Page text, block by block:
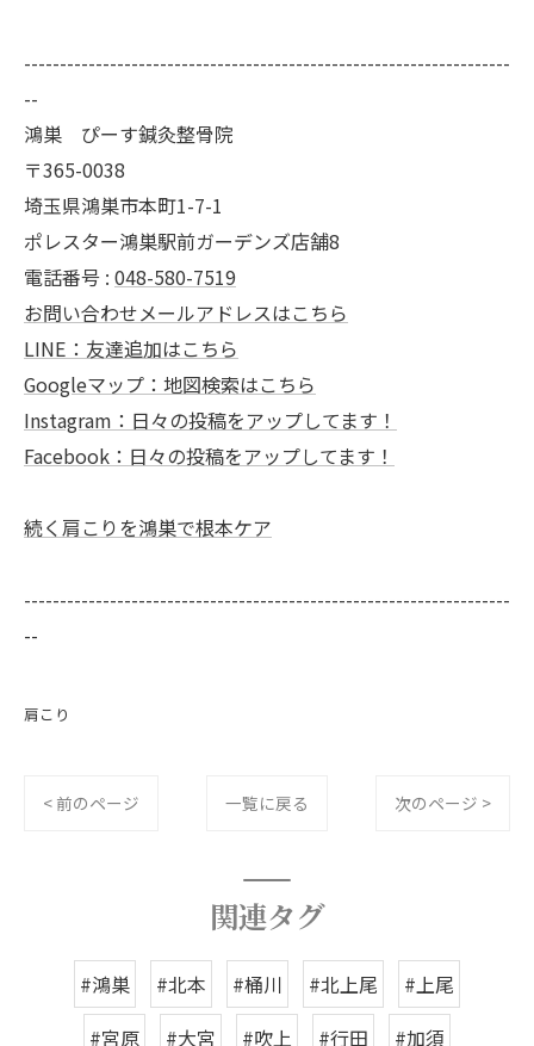
--------------------------------------------------------------------
--
鴻巣 ぴーす鍼灸整骨院
〒365-0038
埼玉県鴻巣市本町1-7-1
ポレスター鴻巣駅前ガーデンズ店舗8
電話番号 : 048-580-7519
お問い合わせメールアドレスはこちら
LINE：友達追加はこちら
Googleマップ：地図検索はこちら
Instagram：日々の投稿をアップしてます！
Facebook：日々の投稿をアップしてます！
続く肩こりを鴻巣で根本ケア
--------------------------------------------------------------------
--
肩こり
< 前のページ 一覧に戻る 次のページ >
関連タグ
#鴻巣 #北本 #桶川 #北上尾
#上尾
#宮原
#大宮 #吹上 #行田 #加須